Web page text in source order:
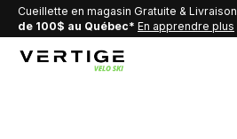
Cueillette en magasin Gratuite & Livraison
de 100$ au Québec* En apprendre plus